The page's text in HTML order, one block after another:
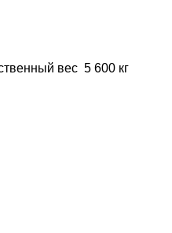
вес 5 600 кг